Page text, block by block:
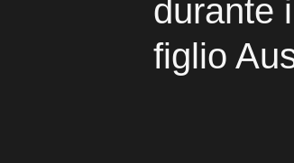
durante
figlio